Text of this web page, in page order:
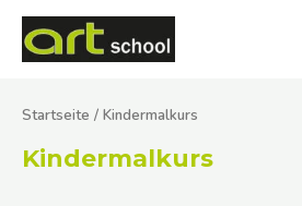
Zum
Inhalt
Startseite / Kindermalkurs
Kindermalkurs